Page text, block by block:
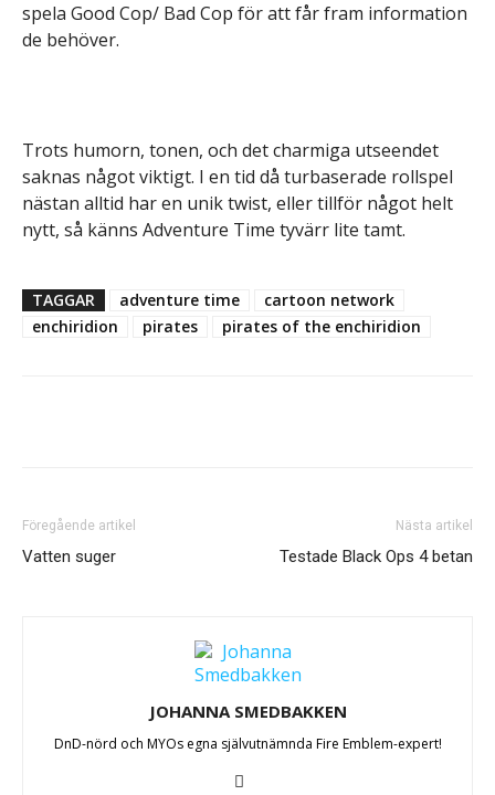
spela Good Cop/ Bad Cop för att får fram information
de behöver.
Trots humorn, tonen, och det charmiga utseendet
saknas något viktigt. I en tid då turbaserade rollspel
nästan alltid har en unik twist, eller tillför något helt
nytt, så känns Adventure Time tyvärr lite tamt.
TAGGAR adventure time
cartoon network
enchiridion
pirates pirates of the enchiridion
Föregående artikel
Vatten suger
Nästa artikel
Testade Black Ops 4 betan
JOHANNA SMEDBAKKEN
DnD-nörd och MYOs egna självutnämnda Fire Emblem-expert!